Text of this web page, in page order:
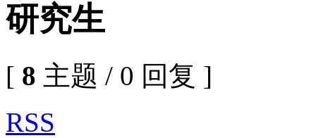
研究生
[ 8 主题 / 0 回复 ]
RSS